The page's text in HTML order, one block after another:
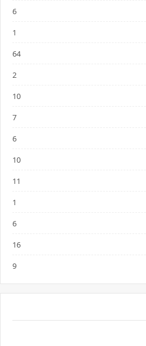
6
1
64
2
10
7
6
10
11
1
6
16
9